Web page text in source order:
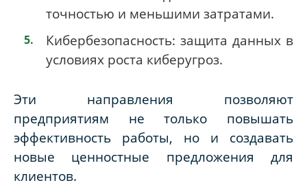
точностью и меньшими затратами.
Кибербезопасность: защита данных в
условиях роста киберугроз.
Эти направления позволяют
предприятиям не только повышать
эффективность работы, но и создавать
новые ценностные предложения для
клиентов.